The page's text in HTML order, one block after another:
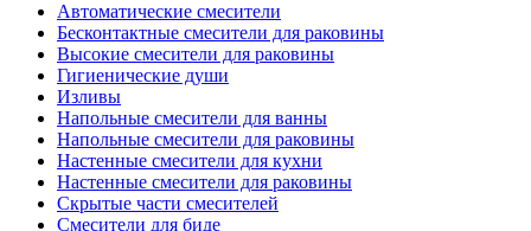
Автоматические смесители
Бесконтактные смесители для раковины
Высокие смесители для раковины
Гигиенические души
Изливы
Напольные смесители для ванны
Напольные смесители для раковины
Настенные смесители для кухни
Настенные смесители для раковины
Скрытые части смесителей
Смесители для биде